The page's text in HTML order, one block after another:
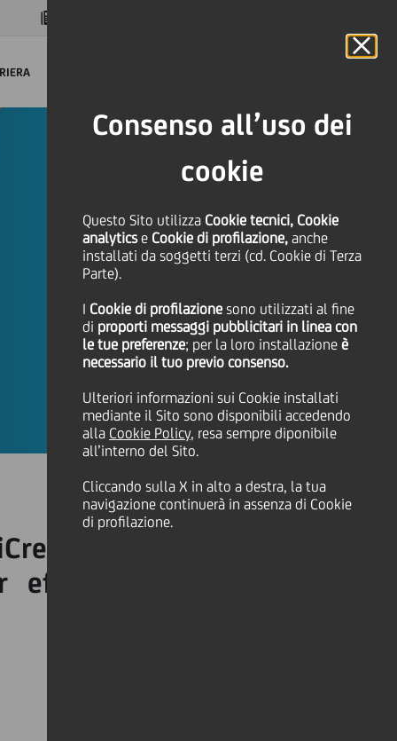
Consenso all’uso dei
cookie
Questo Sito utilizza Cookie tecnici, Cookie
analyticse Cookie di profilazione, anche
installati da soggetti terzi (cd. Cookie di Terza
Parte).
I Cookie di profilazione sono utilizzati al fine
di proporti messaggi pubblicitari in linea con
le tue preferenze; per la loro installazione è
necessario il tuo previo consenso.
Ulteriori informazioni sui Cookie installati
mediante il Sito sono disponibili accedendo
alla Cookie Policy, resa sempre diponibile
all’interno del Sito.
Cliccando sulla X in alto a destra, la tua
navigazione continuerà in assenza di Cookie
di profilazione.
Start Lab, con un
partnership di